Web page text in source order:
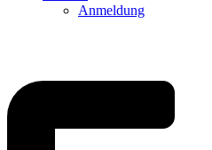
Anmeldung